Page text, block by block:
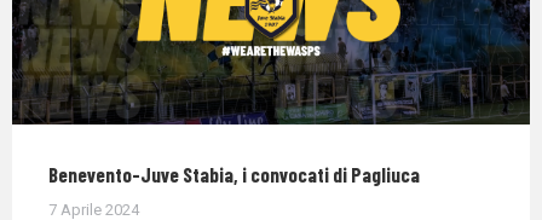
Benevento-Juve Stabia, i convocati di Pagliuca
7 Aprile 2024